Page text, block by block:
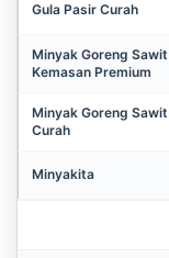
Gula Pasir Curah
Minyak Goreng Sawit
Kemasan Premium
Minyak Goreng Sawit
Curah
Minyakita